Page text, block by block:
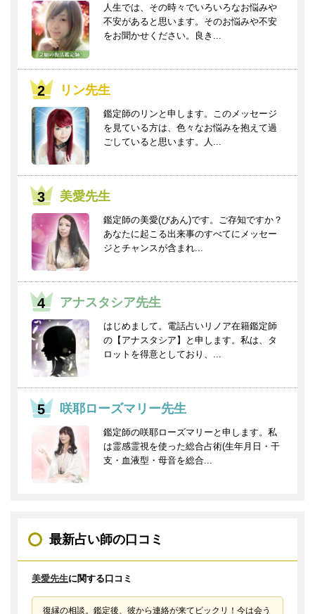
人生では、その時々でいろいろなお悩みや
不安があると思います。そのお悩みや不安
をお聞かせください。良き...
リン先生
鑑定師のリンと申します。このメッセージ
を見ている方は、色々なお悩みを抱えて過
ごしていると思います。人...
美愛先生
鑑定師の美愛(びあん)です。ご存知ですか？
あなたに起こる出来事のすべてにメッセー
ジとチャンスが含まれ...
アナスタシア先生
はじめまして。電話占いリノア在籍鑑定師
の【アナスタシア】と申します。私は、タ
ロットを得意としており、...
咲耶ローズマリー先生
鑑定師の咲耶ローズマリーと申します。私
は霊感霊視を使った総合占術(生年月日・干
支・血液型・母音を総合...
最新占い師の口コミ
美愛先生に関する口コミ
復縁の相談。鑑定後、彼から連絡が来てビックリ！今は会う